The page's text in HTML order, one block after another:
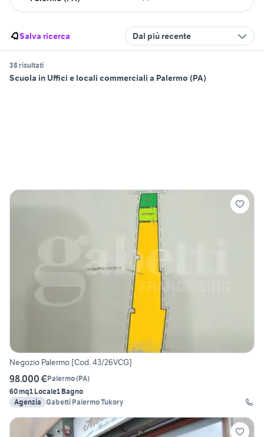
Salva ricerca Dal più recente
38 risultati
Scuola in Uffici e locali commerciali a Palermo (PA)
Negozio Palermo [Cod. 43/26VCG]
98.000 €Palermo(PA)
60 mq1 Locale1 Bagno
Agenzia Gabetti Palermo Tukory